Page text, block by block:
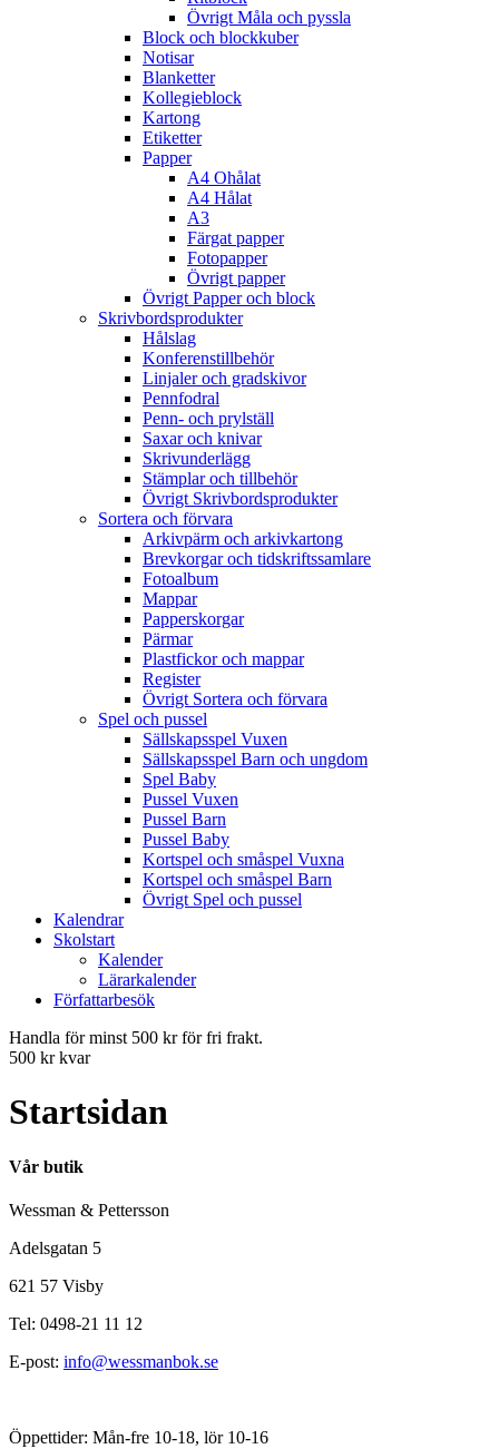
Övrigt Måla och pyssla
Block och blockkuber
Notisar
Blanketter
Kollegieblock
Kartong
Etiketter
Papper
A4 Ohålat
A4 Hålat
A3
Färgat papper
Fotopapper
Övrigt papper
Övrigt Papper och block
Skrivbordsprodukter
Hålslag
Konferenstillbehör
Linjaler och gradskivor
Pennfodral
Penn- och prylställ
Saxar och knivar
Skrivunderlägg
Stämplar och tillbehör
Övrigt Skrivbordsprodukter
Sortera och förvara
Arkivpärm och arkivkartong
Brevkorgar och tidskriftssamlare
Fotoalbum
Mappar
Papperskorgar
Pärmar
Plastfickor och mappar
Register
Övrigt Sortera och förvara
Spel och pussel
Sällskapsspel Vuxen
Sällskapsspel Barn och ungdom
Spel Baby
Pussel Vuxen
Pussel Barn
Pussel Baby
Kortspel och småspel Vuxna
Kortspel och småspel Barn
Övrigt Spel och pussel
Kalendrar
Skolstart
Kalender
Lärarkalender
Författarbesök
Handla för minst 500 kr för fri frakt.
500 kr kvar
Startsidan
Vår butik
Wessman & Pettersson
Adelsgatan 5
621 57 Visby
Tel: 0498-21 11 12
E-post: info@wessmanbok.se
Öppettider: Mån-fre 10-18, lör 10-16